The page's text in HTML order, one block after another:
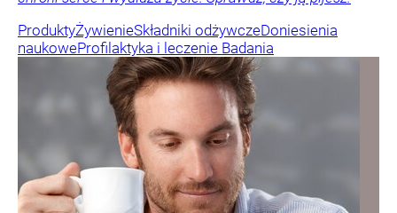
ProduktyŻywienieSkładniki odżywczeDoniesienia
naukoweProfilaktyka i leczenie Badania